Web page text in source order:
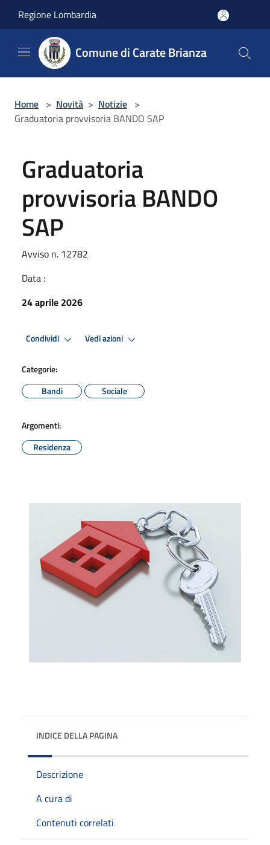
Regione Lombardia
Comune di Carate Brianza
Home > Novità > Notizie >
Graduatoria provvisoria BANDO SAP
Graduatoria
provvisoria BANDO
SAP
Avviso n. 12782
Data :
24 aprile 2026
Condividi Vedi azioni
Categorie:
Bandi
Sociale
Argomenti:
Residenza
INDICE DELLA PAGINA
Descrizione
A cura di
Contenuti correlati